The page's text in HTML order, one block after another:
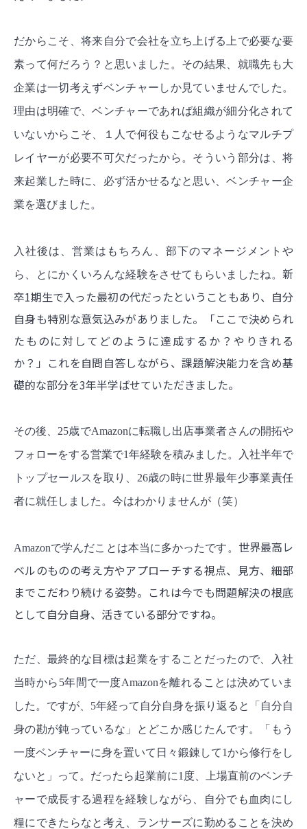
だからこそ、将来自分で会社を立ち上げる上で必要な要
素って何だろう？と思いました。その結果、就職先も大
企業は一切考えずベンチャーしか見ていませんでした。
理由は明確で、ベンチャーであれば組織が細分化されて
いないからこそ、１人で何役もこなせるようなマルチプ
レイヤーが必要不可欠だったから。そういう部分は、将
来起業した時に、必ず活かせるなと思い、ベンチャー企
業を選びました。
入社後は、営業はもちろん、部下のマネージメントや
ら、とにかくいろんな経験をさせてもらいましたね。 新
卒1期生で入った最初の代だったということもあり、自分
自身も特別な意気込みがありました。「ここで決められ
たものに対してどのように達成するか？やりきれる
か？」これを自問自答しながら、課題解決能力を含め基
礎的な部分を3年半学ばせていただきました。
その後、25歳でAmazonに転職し出店事業者さんの開拓や
フォローをする営業で1年経験を積みました。
入社半年で
トップセールスを取り、26歳の時に世界最年少事業責任
者に就任しました。今はわかりませんが（笑）
Amazonで学んだことは本当に多かったです。 世界最高レ
ベルのものの考え方やアプローチする視点、見方、細部
までこだわり続ける姿勢。これは今でも問題解決の根底
として自分自身、活きている部分ですね。
ただ、最終的な目標は起業をすることだったので、入社
当時から5年間で一度Amazonを離れることは決めていま
した。ですが、5年経って自分自身を振り返ると「自分自
身の勘が鈍っているな」とどこか感じたんです。「もう
一度ベンチャーに身を置いて日々鍛錬して1から修行をし
ないと」って。だったら起業前に1度、上場直前のベンチ
ャーで成長する過程を経験しながら、自分でも血肉にし
糧にできたらなと考え、ランサーズに勤めることを決め